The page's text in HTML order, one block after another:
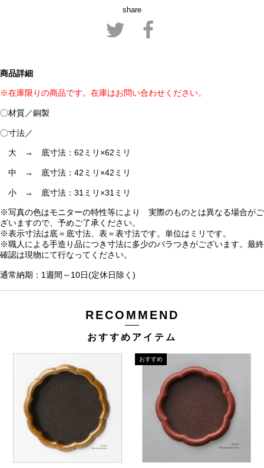
share
商品詳細
※在庫限りの商品です。在庫はお問い合わせください。
〇材質／銅製
〇寸法／
大 → 底寸法：62ミリ×62ミリ
中 → 底寸法：42ミリ×42ミリ
小 → 底寸法：31ミリ×31ミリ
※写真の色はモニターの特性等により 実際のものとは異なる場合がご
ざいますので、予めご了承ください。
※表示寸法は底＝底寸法、表＝表寸法です。単位はミリです。
※職人による手造り品につき寸法に多少のバラつきがございます。最終
確認は現物にて行なってください。
通常納期：1週間～10日(定休日除く)
RECOMMEND
おすすめアイテム